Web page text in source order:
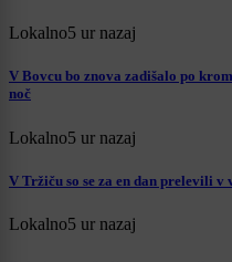
Lokalno5 ur nazaj
V Bovcu bo znova zadišalo po
noč
Lokalno5 ur nazaj
V Tržiču so se za en dan prelevili v
Lokalno5 ur nazaj